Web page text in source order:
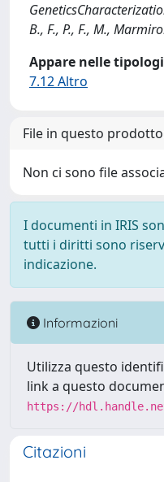
B., F., P., F., M.,
Appare nelle
7.12 Altro
File in questo
Non ci sono file
I documenti in IRIS
tutti i diritti sono
indicazione.
Informazioni
Utilizza questo
link a questo
https://
Citazioni